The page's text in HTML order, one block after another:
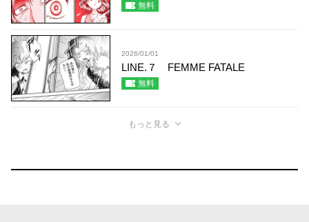
無料
2026/01/01
LINE.７ FEMME FATALE
無料
もっと見る